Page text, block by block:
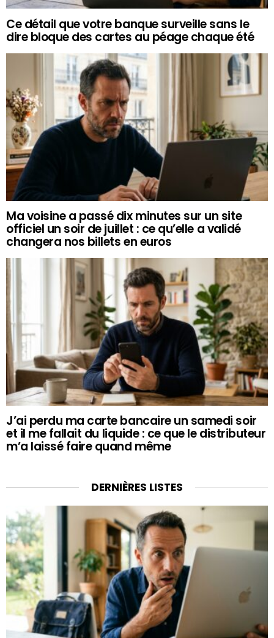
Ce détail que votre banque surveille sans le
dire bloque des cartes au péage chaque été
Ma voisine a passé dix minutes sur un site
officiel un soir de juillet : ce qu’elle a validé
changera nos billets en euros
J’ai perdu ma carte bancaire un samedi soir
et il me fallait du liquide : ce que le distributeur
m’a laissé faire quand même
DERNIÈRES LISTES